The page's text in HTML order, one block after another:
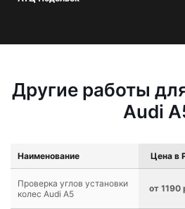
Другие работы
Audi
Наименование Цена в
Проверка углов установки
колес Audi A5
от 1190